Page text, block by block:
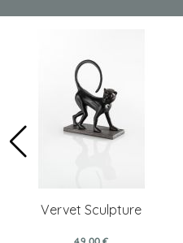
Vervet Sculpture